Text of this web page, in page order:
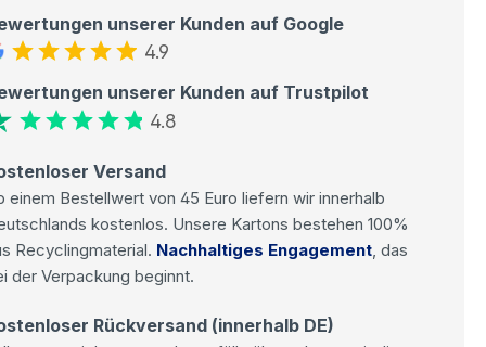
unserer Kunden auf Google
4.9
unserer Kunden auf Trustpilot
4.8
Versand
einem Bestellwert von 45 Euro liefern wir innerhalb
kostenlos. Unsere Kartons bestehen 100%
Recyclingmaterial. Nachhaltiges Engagement, das
der Verpackung beginnt.
Rückversand (innerhalb DE)